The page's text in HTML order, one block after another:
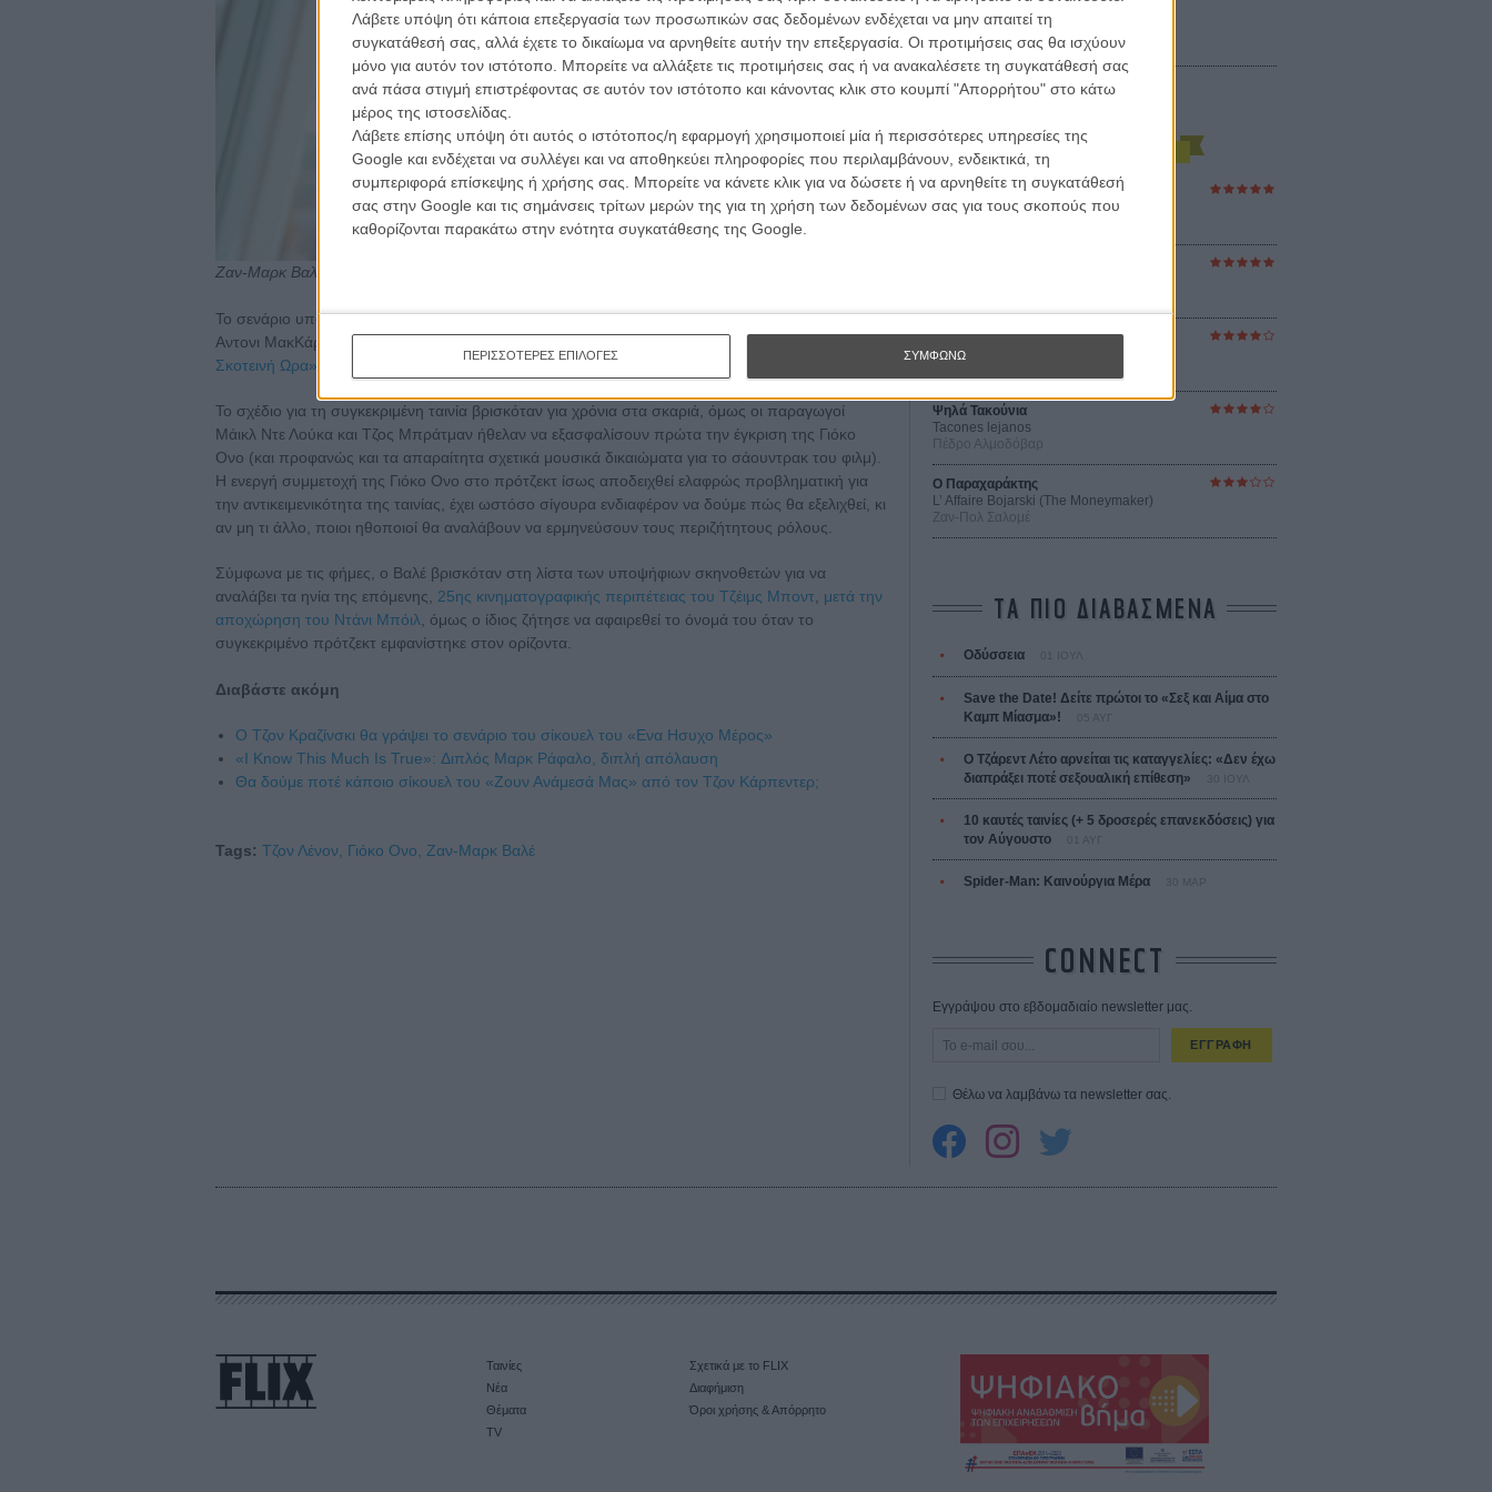
Λάβετε υπόψη ότι κάποια επεξεργασία των προσωπικών σας δεδομένων ενδέχεται να μην απαιτεί τη
συγκατάθεσή σας, αλλά έχετε το δικαίωμα να αρνηθείτε αυτήν την επεξεργασία. Οι προτιμήσεις σας θα ισχύουν
μόνο για αυτόν τον ιστότοπο. Μπορείτε να αλλάξετε τις προτιμήσεις σας ή να ανακαλέσετε τη συγκατάθεσή σας
ανά πάσα στιγμή επιστρέφοντας σε αυτόν τον ιστότοπο και κάνοντας κλικ στο κουμπί "Απορρήτου" στο κάτω
μέρος της ιστοσελίδας.
Λάβετε επίσης υπόψη ότι αυτός ο ιστότοπος/η εφαρμογή χρησιμοποιεί μία ή περισσότερες υπηρεσίες της
Google και ενδέχεται να συλλέγει και να αποθηκεύει πληροφορίες που περιλαμβάνουν, ενδεικτικά, τη
συμπεριφορά επίσκεψης ή χρήσης σας. Μπορείτε να κάνετε κλικ για να δώσετε ή να αρνηθείτε τη συγκατάθεσή
σας στην Google και τις σημάνσεις τρίτων μερών της για τη χρήση των δεδομένων σας για τους σκοπούς που
καθορίζονται παρακάτω στην ενότητα συγκατάθεσης της Google.
ΠΕΡΙΣΣΟΤΕΡΕΣ ΕΠΙΛΟΓΕΣ ΣΥΜΦΩΝΩ
Ζαν-Μαρκ Βαλέ
Το σενάριο υπογράφει ο υποψήφιος για Οσκαρ σεναριογράφος («Η Θεωρία των Πάντων»)
Αντονι ΜακΚάρτεν, έμπειρος σε βιογραφικές ταινίες, καθώς βρίσκεται επίσης πίσω από την
Σκοτεινή Ωρα» , αλλά και το επερχόμενο«Bohemian Rhapsody»
Το σχέδιο για τη συγκεκριμένη ταινία βρισκόταν για χρόνια στα σκαριά, όμως οι παραγωγοί
Μάικλ Ντε Λούκα και Τζος Μπράτμαν ήθελαν να εξασφαλίσουν πρώτα την έγκριση της Γιόκο
Ονο (και προφανώς και τα απαραίτητα σχετικά μουσικά δικαιώματα για το σάουντρακ του φιλμ).
Η ενεργή συμμετοχή της Γιόκο Ονο στο πρότζεκτ ίσως αποδειχθεί ελαφρώς προβληματική για
την αντικειμενικότητα της ταινίας, έχει ωστόσο σίγουρα ενδιαφέρον να δούμε πώς θα εξελιχθεί, κι
αν μη τι άλλο, ποιοι ηθοποιοί θα αναλάβουν να ερμηνεύσουν τους περιζήτητους ρόλους.
Σύμφωνα με τις φήμες, ο Βαλέ βρισκόταν στη λίστα των υποψήφιων σκηνοθετών για να
αναλάβει τα ηνία της επόμενης, 25ης κινηματογραφικής περιπέτειας του Τζέιμς Μποντ, μετά την
αποχώρηση του Ντάνι Μπόιλ, όμως ο ίδιος ζήτησε να αφαιρεθεί το όνομά του όταν το
συγκεκριμένο πρότζεκτ εμφανίστηκε στον ορίζοντα.
Διαβάστε ακόμη
O Τζον Κραζίνσκι θα γράψει το σενάριο του σίκουελ του «Ενα Ησυχο Μέρος»
«I Know This Much Is True»: Διπλός Μαρκ Ράφαλο, διπλή απόλαυση
Θα δούμε ποτέ κάποιο σίκουελ του «Ζουν Ανάμεσά Μας» από τον Τζον Κάρπεντερ;
Tags: Τζον Λένον, Γιόκο Ονο, Ζαν-Μαρκ Βαλέ
Οι Αρμονίες Βερκμάιστερ
Werckmeister Harmonies
Οδύσσεια
The Odyssey
Ψηλά Τακούνια
Tacones lejanos
Πέδρο Αλμοδόβαρ
Ο Παραχαράκτης
L’ Affaire Bojarski (The Moneymaker)
Ζαν-Πολ Σαλομέ
ΤΑ ΠΙΟ ΔΙΑΒΑΣΜΕΝΑ
Οδύσσεια
Save the Date! Δείτε πρώτοι το «Σεξ και Αίμα στο
Καμπ Μίασμα»!
Ο Τζάρεντ Λέτο αρνείται τις καταγγελίες: «Δεν έχω
διαπράξει ποτέ σεξουαλική επίθεση»
10 καυτές ταινίες (+ 5 δροσερές επανεκδόσεις) για
τον Αύγουστο
Spider-Man: Καινούργια Μέρα 30 ΜΑΡ
CONNECT
Εγγράψου στο εβδομαδιαίο newsletter μας.
ΕΓΓΡΑΦΗ
Θέλω να λαμβάνω τα newsletter σας.
Ταινίες
Νέα
Θέματα
TV
Σχετικά με το FLIX
Διαφήμιση
Όροι χρήσης & Απόρρητο